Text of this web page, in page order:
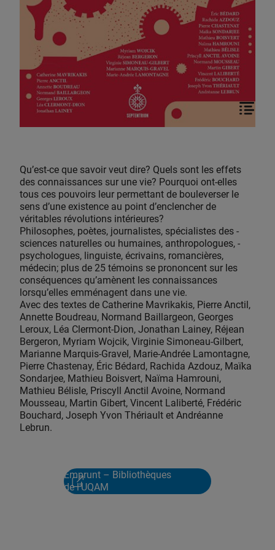
Qu’est-ce que savoir veut dire? Quels sont les effets
des connaissances sur une vie? Pourquoi ont-elles
tous ces pouvoirs leur permettant de bouleverser le
sens d’une existence au point d’enclencher de
véritables révolutions intérieures?
Philosophes, poètes, journalistes, spécialistes des ­
sciences naturelles ou humaines, anthropologues, ­
psycho­logues, ­linguiste, écrivains, romancières,
médecin; plus de 25 témoins se prononcent sur les
conséquences qu’amènent les ­connaissances
lorsqu’elles emménagent dans une vie.
Avec des textes de Catherine Mavrikakis, Pierre Anctil,
Annette Boudreau, Normand Baillargeon, Georges
Leroux, Léa Clermont-Dion, Jonathan Lainey, Réjean
Bergeron, Myriam Wojcik, Virginie Simoneau-Gilbert,
Marianne Marquis-Gravel, Marie-Andrée Lamontagne,
Pierre Chastenay, Éric Bédard, Rachida Azdouz, Maïka
Sondarjee, Mathieu Boisvert, Naïma Hamrouni,
Mathieu Bélisle, Priscyll Anctil Avoine, Normand
Mousseau, Martin Gibert, Vincent Laliberté, Frédéric
Bouchard, Joseph Yvon Thériault et Andréanne
Lebrun.
Emprunt – Bibliothèques
de l'UQAM